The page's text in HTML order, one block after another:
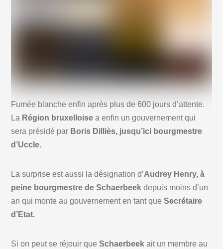
Fumée blanche enfin après plus de 600 jours d’attente.
La Région bruxelloise a enfin un gouvernement qui
sera présidé par Boris Dilliès, jusqu’ici bourgmestre
d’Uccle.
La surprise est aussi la désignation d’Audrey Henry, à
peine bourgmestre de Schaerbeek depuis moins d’un
an qui monte au gouvernement en tant que Secrétaire
d’Etat.
Si on peut se réjouir queSchaerbeek ait un membre au